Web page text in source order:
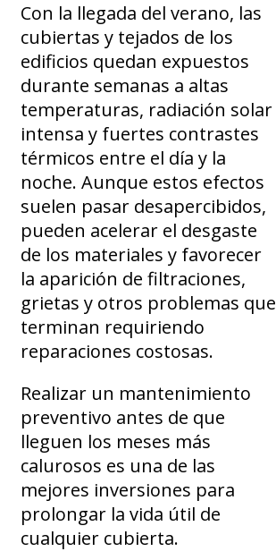
Con la llegada del verano, las
cubiertas y tejados de los
edificios quedan expuestos
durante semanas a altas
temperaturas, radiación solar
intensa y fuertes contrastes
térmicos entre el día y la
noche. Aunque estos efectos
suelen pasar desapercibidos,
pueden acelerar el desgaste
de los materiales y favorecer
la aparición de filtraciones,
grietas y otros problemas que
terminan requiriendo
reparaciones costosas.
Realizar un mantenimiento
preventivo antes de que
lleguen los meses más
calurosos es una de las
mejores inversiones para
prolongar la vida útil de
cualquier cubierta.